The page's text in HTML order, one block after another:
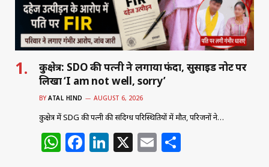
कुरुक्षेत्र: SDO की पत्नी ने लगाया फंदा, सुसाइड नोट पर
लिखा ‘I am not well, sorry’
BY ATAL HIND AUGUST 6, 2026
कुरुक्षेत्र में SDG की पत्नी की संदिग्ध परिस्थितियों में मौत, परिजनों ने…
W F Li X E